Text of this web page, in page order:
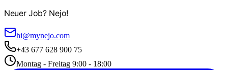
Neuer Job? Nejo!
hi@mynejo.com
+43 677 628 900 75
Montag - Freitag 9:00 - 18:00